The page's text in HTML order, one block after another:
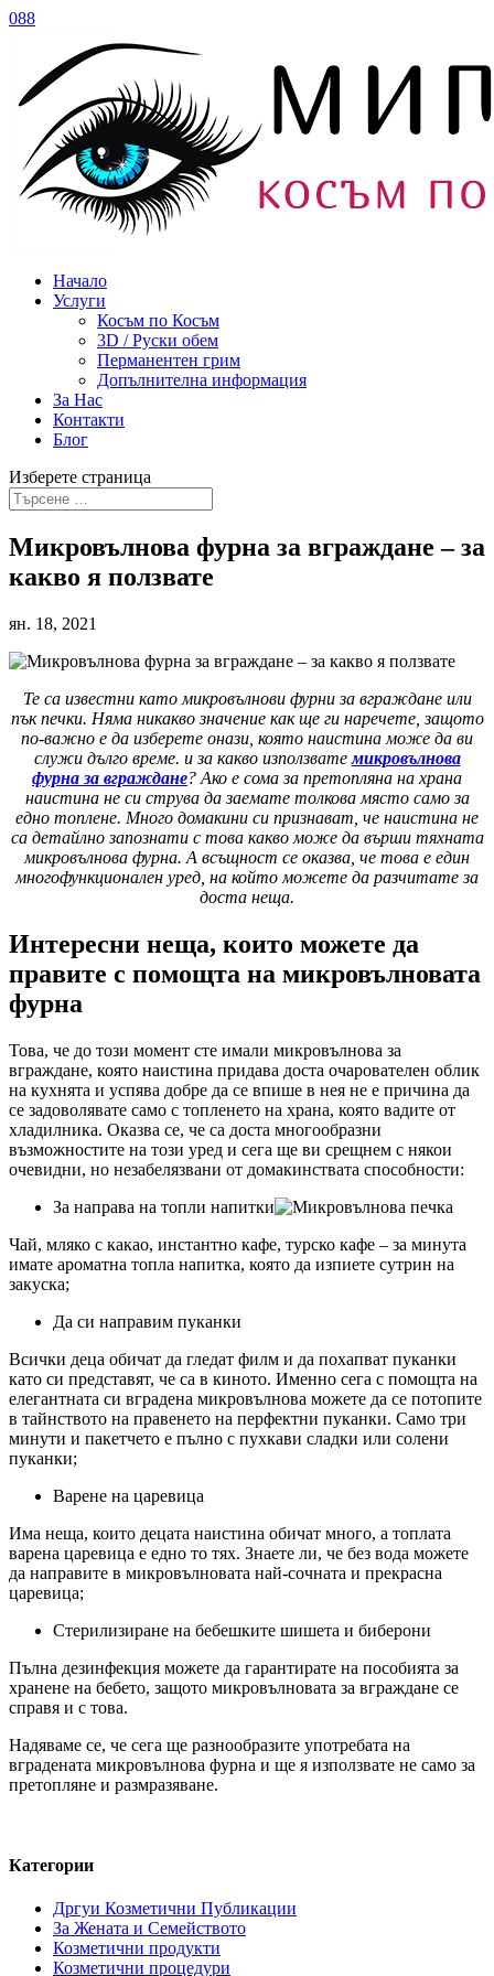
088
Начало
Услуги
Косъм по Косъм
3D / Руски обем
Перманентен грим
Допълнителна информация
За Нас
Контакти
Блог
Изберете страница
Микровълнова фурна за вграждане – за
какво я ползвате
ян. 18, 2021
Те са известни като микровълнови фурни за вграждане или
пък печки. Няма никакво значение как ще ги наречете, защото
по-важно е да изберете онази, която наистина може да ви
служи дълго време. и за какво използватемикровълнова
фурна за вграждане? Ако е сома за претопляна на храна
наистина не си струва да заемате толкова място само за
едно топлене. Много домакини си признават, че наистина не
са детайлно запознати с това какво може да върши тяхната
микровълнова фурна. А всъщност се оказва, че това е един
многофункционален уред, на който можете да разчитате за
доста неща.
Интересни неща, които можете да
правите с помощта на микровълновата
фурна
Това, че до този момент сте имали микровълнова за
вграждане, която наистина придава доста очарователен облик
на кухнята и успява добре да се впише в нея не е причина да
се задоволявате само с топленето на храна, която вадите от
хладилника. Оказва се, че са доста многообразни
възможностите на този уред и сега ще ви срещнем с някои
очевидни, но незабелязвани от домакинствата способности:
За направа на топли напитки
Чай, мляко с какао, инстантно кафе, турско кафе – за минута
имате ароматна топла напитка, която да изпиете сутрин на
закуска;
Да си направим пуканки
Всички деца обичат да гледат филм и да похапват пуканки
като си представят, че са в киното. Именно сега с помощта на
елегантната си вградена микровълнова можете да се потопите
в тайнството на правенето на перфектни пуканки. Само три
минути и пакетчето е пълно с пухкави сладки или солени
пуканки;
Варене на царевица
Има неща, които децата наистина обичат много, а топлата
варена царевица е едно то тях. Знаете ли, че без вода можете
да направите в микровълновата най-сочната и прекрасна
царевица;
Стерилизиране на бебешките шишета и биберони
Пълна дезинфекция можете да гарантирате на пособията за
хранене на бебето, защото микровълновата за вграждане се
справя и с това.
Надяваме се, че сега ще разнообразите употребата на
вградената микровълнова фурна и ще я използвате не само за
претопляне и размразяване.
Категории
Дргуи Козметични Публикации
За Жената и Семейството
Козметични продукти
Козметични процедури